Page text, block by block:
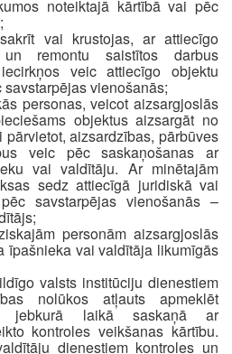
noteiktajā kārtībā vai pēc
vai krustojas, ar attiecīgo
remontu saistītos darbus
veic attiecīgo objektu
vienošanās;
personas, veicot aizsargjoslās
objektus aizsargāt no
aizsardzības, pārbūves
veic pēc saskaņošanas ar
vai valdītāju. Ar minētajām
sedz attiecīgā juridiskā vai
savstarpējas vienošanās –
personām aizsargjoslās
īpašnieka vai valdītāja likumīgās
valsts institūciju dienestiem
nolūkos atļauts apmeklēt
jebkurā laikā saskaņā ar
kontroles veikšanas kārtību.
dienestiem kontroles un